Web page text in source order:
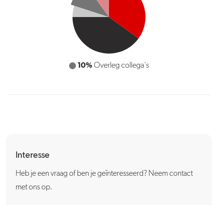
10% Overleg collega's
Interesse
Heb je een vraag of ben je geïnteresseerd? Neem contact
met ons op.